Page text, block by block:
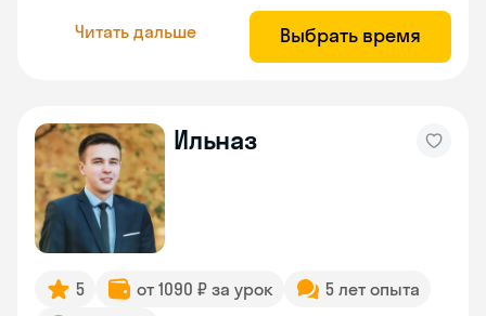
Читать дальше Выбрать время
Ильназ
5 от 1090 ₽ за урок
5 лет опыта